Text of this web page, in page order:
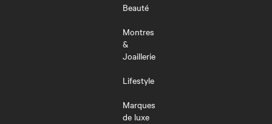
Beauté
Montres
&
Joaillerie
Lifestyle
Marques
de luxe